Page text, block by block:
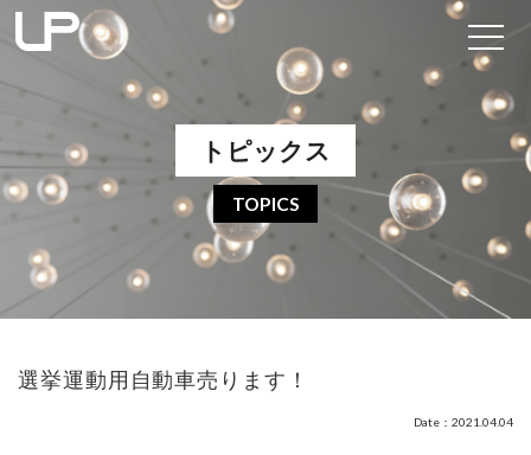
トピックス
TOPICS
選挙運動用自動車売ります！
Date：2021.04.04